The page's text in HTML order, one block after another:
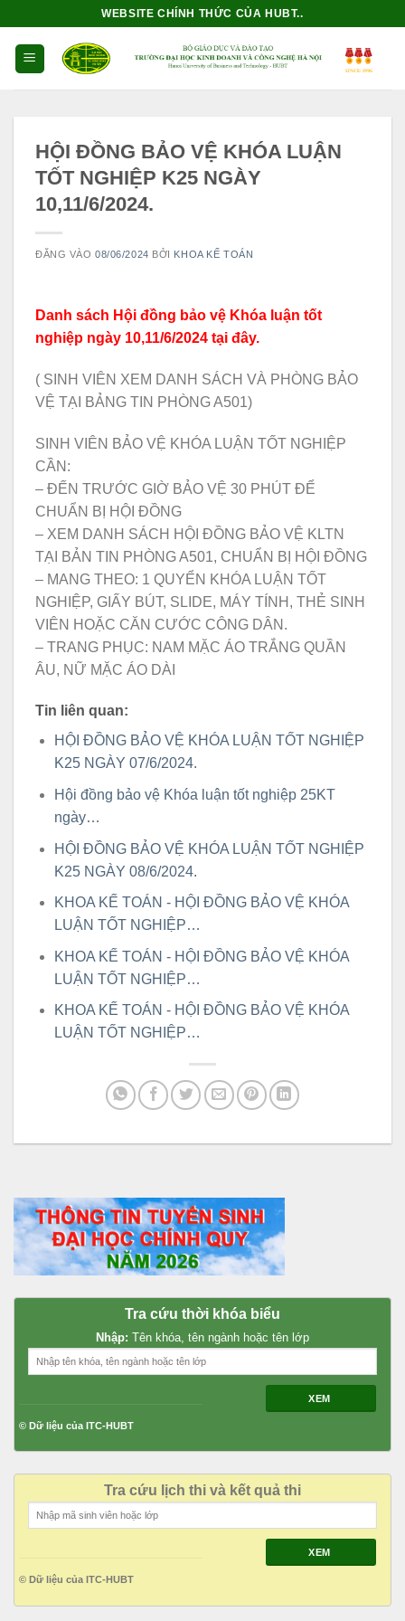
dung
WEBSITE CHÍNH THỨC CỦA HUBT..
HỘI ĐỒNG BẢO VỆ KHÓA LUẬN
TỐT NGHIỆP K25 NGÀY
10,11/6/2024.
ĐĂNG VÀO08/06/2024 BỞI KHOA KẾ TOÁN
Danh sách Hội đồng bảo vệ Khóa luận tốt
nghiệp ngày 10,11/6/2024 tại đây.
( SINH VIÊN XEM DANH SÁCH VÀ PHÒNG BẢO
VỆ TẠI BẢNG TIN PHÒNG A501)
SINH VIÊN BẢO VỆ KHÓA LUẬN TỐT NGHIỆP
CẦN:
– ĐẾN TRƯỚC GIỜ BẢO VỆ 30 PHÚT ĐỂ
CHUẨN BỊ HỘI ĐỒNG
– XEM DANH SÁCH HỘI ĐỒNG BẢO VỆ KLTN
TẠI BẢN TIN PHÒNG A501, CHUẨN BỊ HỘI ĐỒNG
– MANG THEO: 1 QUYỂN KHÓA LUẬN TỐT
NGHIỆP, GIẤY BÚT, SLIDE, MÁY TÍNH, THẺ SINH
VIÊN HOẶC CĂN CƯỚC CÔNG DÂN.
– TRANG PHỤC: NAM MẶC ÁO TRẮNG QUẦN
ÂU, NỮ MẶC ÁO DÀI
Tin liên quan:
HỘI ĐỒNG BẢO VỆ KHÓA LUẬN TỐT NGHIỆP
K25 NGÀY 07/6/2024.
Hội đồng bảo vệ Khóa luận tốt nghiệp 25KT
ngày…
HỘI ĐỒNG BẢO VỆ KHÓA LUẬN TỐT NGHIỆP
K25 NGÀY 08/6/2024.
KHOA KẾ TOÁN - HỘI ĐỒNG BẢO VỆ KHÓA
LUẬN TỐT NGHIỆP…
KHOA KẾ TOÁN - HỘI ĐỒNG BẢO VỆ KHÓA
LUẬN TỐT NGHIỆP…
KHOA KẾ TOÁN - HỘI ĐỒNG BẢO VỆ KHÓA
LUẬN TỐT NGHIỆP…
Tra cứu thời khóa biểu
Nhập: Tên khóa, tên ngành hoặc tên lớp
XEM
© Dữ liệu của ITC-HUBT
Tra cứu lịch thi và kết quả thi
XEM
© Dữ liệu của ITC-HUBT